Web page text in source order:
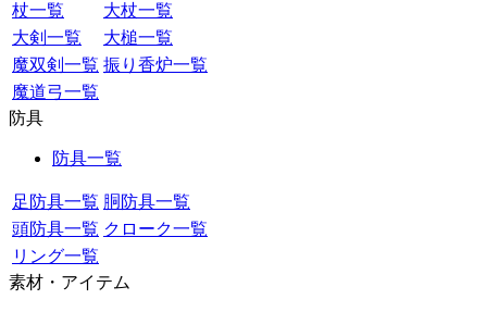
杖一覧
大杖一覧
大剣一覧
大槌一覧
魔双剣一覧 振り香炉一覧
魔道弓一覧
防具
防具一覧
足防具一覧 胴防具一覧
頭防具一覧 クローク一覧
リング一覧
素材・アイテム